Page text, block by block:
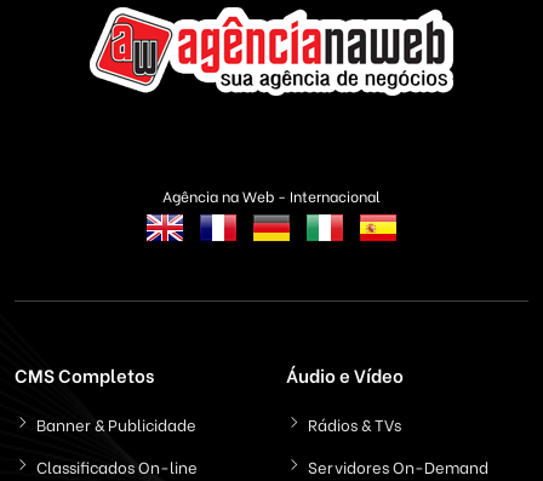
Agência na Web - Internacional
CMS Completos
Banner & Publicidade
Classificados On-line
Áudio e Vídeo
Rádios & TVs
Servidores On-Demand